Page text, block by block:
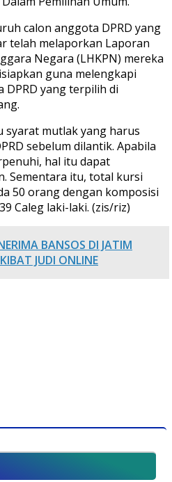
calon anggota DPRD yang
telah melaporkan Laporan
Negara (LHKPN) mereka
guna melengkapi
yang terpilih di
syarat mutlak yang harus
sebelum dilantik. Apabila
hal itu dapat
Sementara itu, total kursi
50 orang dengan komposisi
Caleg laki-laki. (zis/riz)
BANSOS DI JATIM
JUDI ONLINE